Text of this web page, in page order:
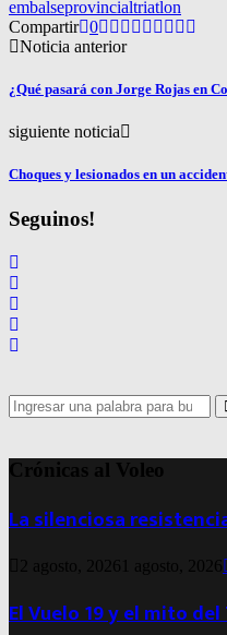
embalseprovincialtriatlon
Compartir 0
Noticia anterior
¿Qué pasará con Jorge Rojas en
siguiente noticia
Choques y lesionados en un
Seguinos!
Search
for:
Crónicas al Voleo
La silenciosa
2 agosto, 2026 1 agosto, 2026
El Vuelo 19 y el mito